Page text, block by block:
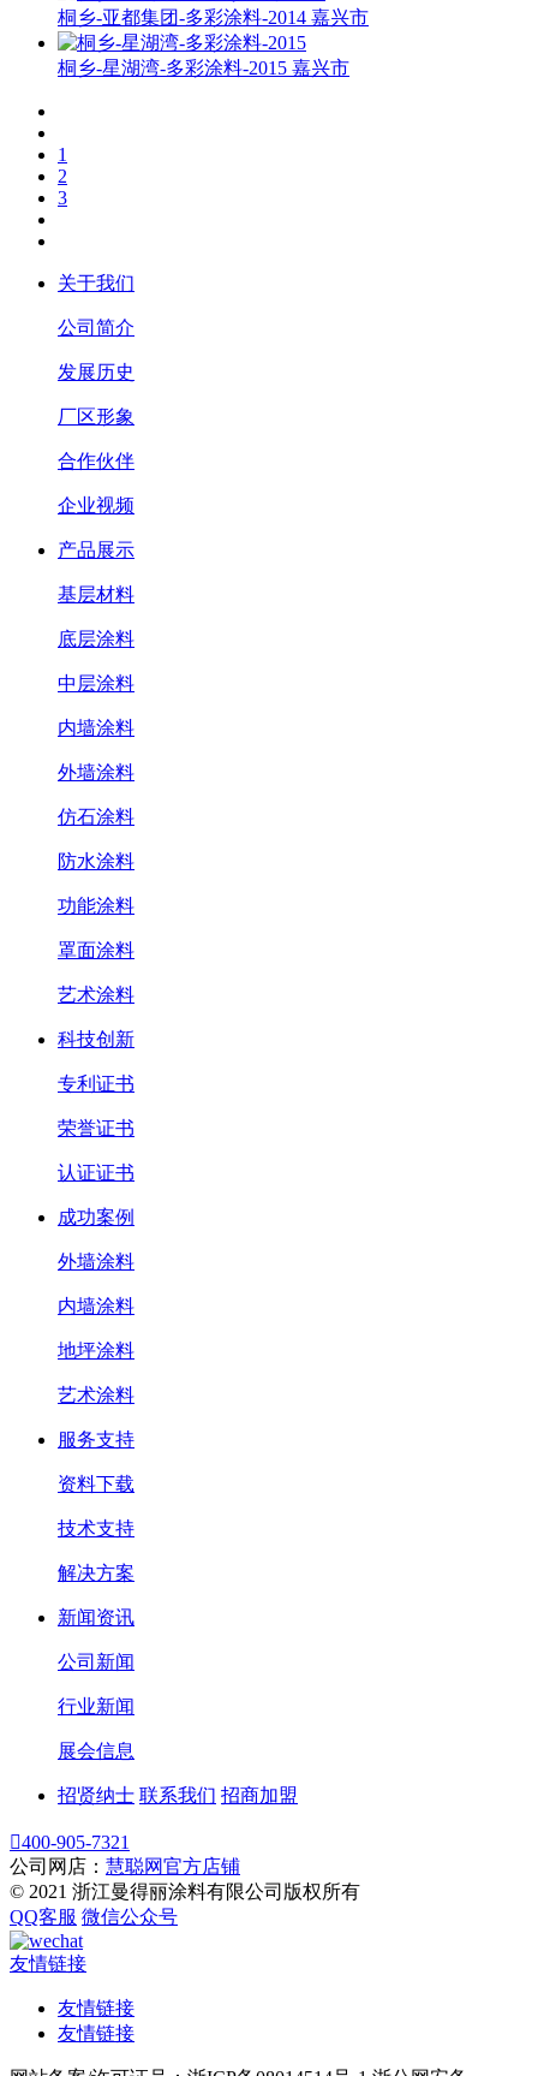
桐乡-亚都集团-多彩涂料-2014 嘉兴市
桐乡-星湖湾-多彩涂料-2015 嘉兴市
1
2
3
关于我们
公司简介
发展历史
厂区形象
合作伙伴
企业视频
产品展示
基层材料
底层涂料
中层涂料
内墙涂料
外墙涂料
仿石涂料
防水涂料
功能涂料
罩面涂料
艺术涂料
科技创新
专利证书
荣誉证书
认证证书
成功案例
外墙涂料
内墙涂料
地坪涂料
艺术涂料
服务支持
资料下载
技术支持
解决方案
新闻资讯
公司新闻
行业新闻
展会信息
招贤纳士 联系我们 招商加盟
400-905-7321
公司网店： 慧聪网官方店铺
© 2021 浙江曼得丽涂料有限公司版权所有
QQ客服 微信公众号
友情链接
友情链接
友情链接